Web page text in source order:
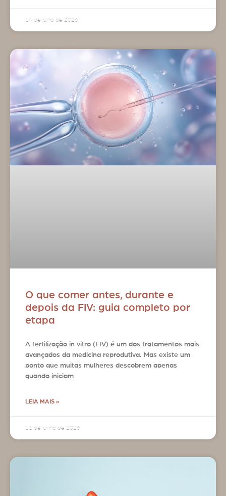
14 de julho de 2026
O que comer antes, durante e
depois da FIV: guia completo por
etapa
A fertilização in vitro (FIV) é um dos tratamentos mais
avançados da medicina reprodutiva. Mas existe um
ponto que muitas mulheres descobrem apenas
quando iniciam
LEIA MAIS »
11 de junho de 2026